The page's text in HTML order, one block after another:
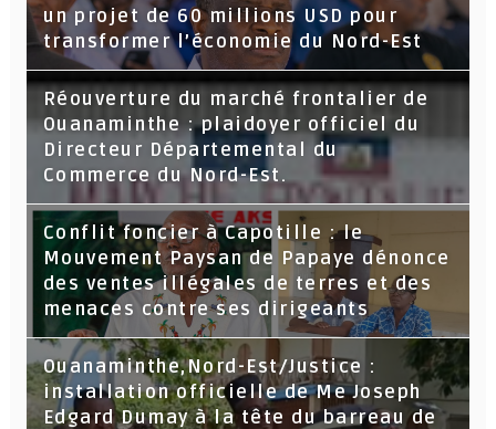
un projet de 60 millions USD pour
transformer l’économie du Nord-Est
Réouverture du marché frontalier de
Ouanaminthe : plaidoyer officiel du
Directeur Départemental du
Commerce du Nord-Est.
Conflit foncier à Capotille : le
Mouvement Paysan de Papaye dénonce
des ventes illégales de terres et des
menaces contre ses dirigeants
Ouanaminthe,Nord-Est/Justice :
installation officielle de Me Joseph
Edgard Dumay à la tête du barreau de